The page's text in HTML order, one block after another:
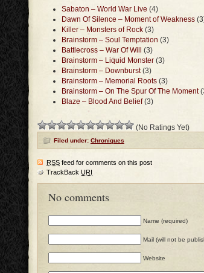
Sabaton – World War Live (4)
Dawn Of Silence – Moment of Weakness
Killer – Monsters of Rock (3)
Brainstorm – Soul Temptation (3)
Battlecross – War Of Will (3)
Brainstorm – Liquid Monster (3)
Brainstorm – Downburst(3)
Brainstorm – Memorial Roots (3)
Brainstorm – On The Spur Of The Moment
Blaze – Blood And Belief(3)
(No Ratings Yet)
Filed under: Chroniques
RSS feed for comments on this post
TrackBack URI
No comments
Name (required)
Mail (will not be
Website